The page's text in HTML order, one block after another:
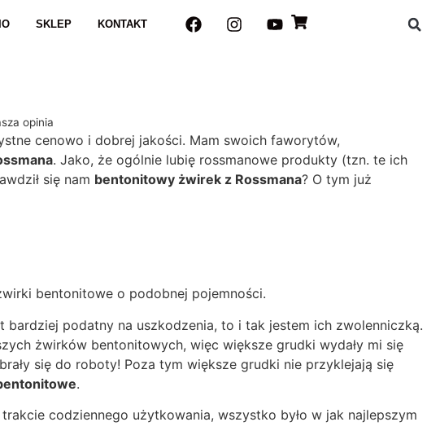
SKLEP KONTAKT
opinia
cenowo i dobrej jakości. Mam swoich faworytów,
. Jako, że ogólnie lubię rossmanowe produkty (tzn. te ich
się nam bentonitowy żwirek z Rossmana? O tym już
bentonitowe o podobnej pojemności.
podatny na uszkodzenia, to i tak jestem ich zwolenniczką.
żwirków bentonitowych, więc większe grudki wydały mi się
się do roboty! Poza tym większe grudki nie przyklejają się
.
codziennego użytkowania, wszystko było w jak najlepszym